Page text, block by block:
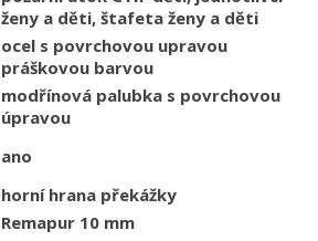
ženy a děti, štafeta ženy a děti
ocel s povrchovou upravou
práškovou barvou
modřínová palubka s povrchovou
úpravou
ano
horní hrana překážky
Remapur 10 mm